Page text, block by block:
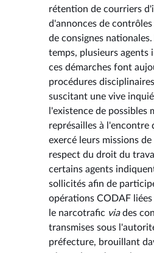
rétention de courriers
d'annonces de
de consignes
temps, plusieurs agents
ces démarches font
procédures
suscitant une vive
l'existence de possibles
représailles à l'encontre
exercé leurs missions
respect du droit du
certains agents
sollicités afin de
opérations CODAF
le narcotrafic viades
transmises sous
préfecture, brouillant